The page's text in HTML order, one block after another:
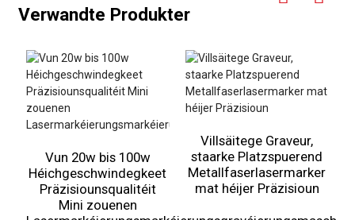
Verwandte Produkter
Vun 20w bis 100w
Héichgeschwindegkeet
Präzisiounsqualitéit
Mini zouenen
Villsäitege Graveur,
staarke Platzspuerend
Metallfaserlasermarker
mat héijer Präzisioun